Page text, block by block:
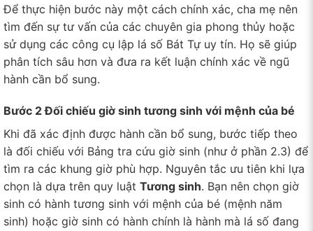
Để thực hiện bước này một cách chính xác, cha mẹ nên
tìm đến sự tư vấn của các chuyên gia phong thủy hoặc
sử dụng các công cụ lập lá số Bát Tự uy tín. Họ sẽ giúp
phân tích sâu hơn và đưa ra kết luận chính xác về ngũ
hành cần bổ sung.
Bước 2 Đối chiếu giờ sinh tương sinh với mệnh của bé
Khi đã xác định được hành cần bổ sung, bước tiếp theo
là đối chiếu với Bảng tra cứu giờ sinh (như ở phần 2.3) để
tìm ra các khung giờ phù hợp. Nguyên tắc ưu tiên khi lựa
chọn là dựa trên quy luật Tương sinh. Bạn nên chọn giờ
sinh có hành tương sinh với mệnh của bé (mệnh năm
sinh) hoặc giờ sinh có hành chính là hành mà lá số đang